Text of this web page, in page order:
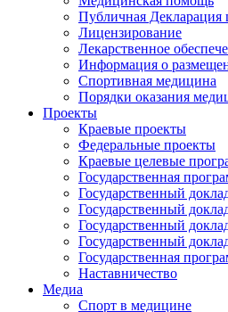
Публичная Декларация
Лицензирование
Лекарственное
Информация о
Спортивная медицина
Порядки оказания
Проекты
Краевые проекты
Федеральные проекты
Краевые целевые
Государственная
Государственный
Государственный
Государственный
Государственный
Государственная
Наставничество
Медиа
Спорт в медицине